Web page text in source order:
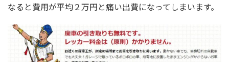
なると費用が平均２万円と痛い出費になってしまいます。